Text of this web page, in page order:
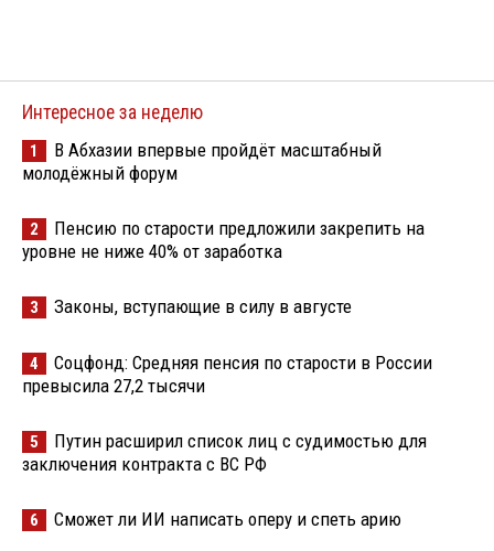
Интересное за неделю
1
В Абхазии впервые пройдёт масштабный
молодёжный форум
2
Пенсию по старости предложили закрепить на
уровне не ниже 40% от заработка
3 Законы, вступающие в силу в августе
4
Соцфонд: Средняя пенсия по старости в России
превысила 27,2 тысячи
5
Путин расширил список лиц с судимостью для
заключения контракта с ВС РФ
6 Сможет ли ИИ написать оперу и спеть арию